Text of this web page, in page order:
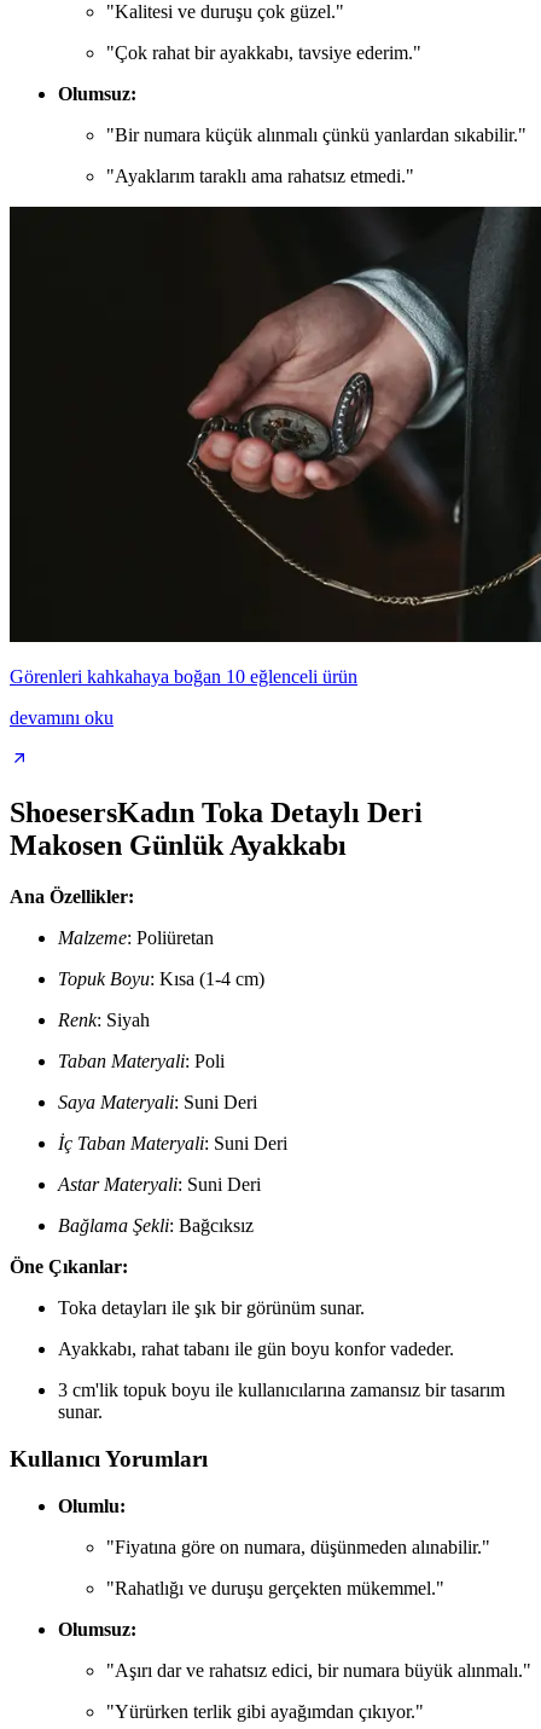
"Kalitesi ve duruşu çok güzel."
"Çok rahat bir ayakkabı, tavsiye ederim."
Olumsuz:
"Bir numara küçük alınmalı çünkü yanlardan sıkabilir."
"Ayaklarım taraklı ama rahatsız etmedi."
Görenleri kahkahaya boğan 10 eğlenceli ürün
devamını oku
ShoesersKadın Toka Detaylı Deri
Makosen Günlük Ayakkabı
Ana Özellikler:
Malzeme: Poliüretan
Topuk Boyu: Kısa (1-4 cm)
Renk: Siyah
Taban Materyali: Poli
Saya Materyali: Suni Deri
İç Taban Materyali: Suni Deri
Astar Materyali: Suni Deri
Bağlama Şekli: Bağcıksız
Öne Çıkanlar:
Toka detayları ile şık bir görünüm sunar.
Ayakkabı, rahat tabanı ile gün boyu konfor vadeder.
3 cm'lik topuk boyu ile kullanıcılarına zamansız bir tasarım
sunar.
Kullanıcı Yorumları
Olumlu:
"Fiyatına göre on numara, düşünmeden alınabilir."
"Rahatlığı ve duruşu gerçekten mükemmel."
Olumsuz:
"Aşırı dar ve rahatsız edici, bir numara büyük alınmalı."
"Yürürken terlik gibi ayağımdan çıkıyor."